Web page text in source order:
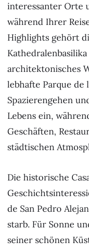
interessanter Orte
während Ihrer
Highlights gehört
architektonisches
lebhafte Parque de
Spazierengehen
Lebens ein,
Geschäften,
städtischen
Die historische
de San Pedro
starb. Für Sonne
seiner schönen